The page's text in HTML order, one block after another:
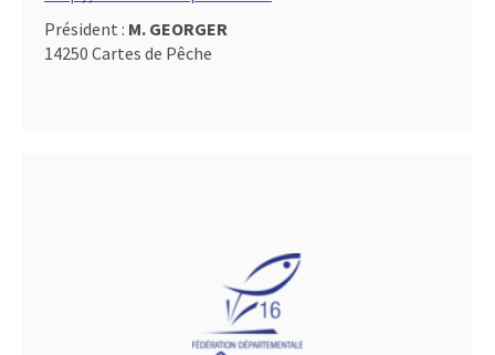
Président : M. GEORGER
14250 Cartes de Pêche